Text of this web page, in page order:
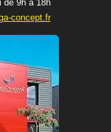
de 9h à 18h
concept.fr